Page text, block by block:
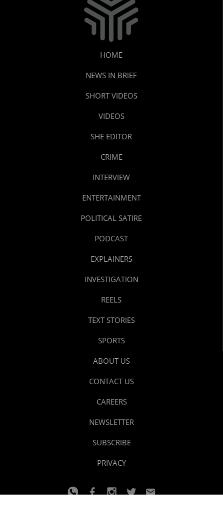
HOME
NEWS IN BRIEF
SHORT VIDEOS
VIDEOS
SHE EDITOR
CRIME
INTERVIEW
ENTERTAINMENT
POLITICAL SATIRE
PODCAST
EXPLAINERS
INVESTIGATION
REELS
TEXT STORIES
SPORTS
ABOUT US
CONTACT US
CAREERS
NEWSLETTER
SUBSCRIBE
PRIVACY